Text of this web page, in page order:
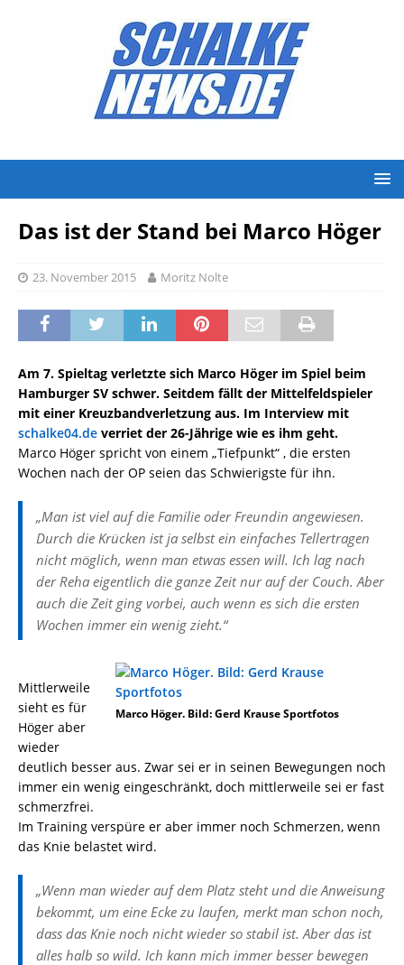
Das ist der Stand bei Marco Höger
23. November 2015 Moritz Nolte
Am 7. Spieltag verletzte sich Marco Höger im Spiel beim
Hamburger SV schwer. Seitdem fällt der Mittelfeldspieler
mit einer Kreuzbandverletzung aus. Im Interview mit
schalke04.de verriet der 26-Jährige wie es ihm geht.
Marco Höger spricht von einem „Tiefpunkt“ , die ersten
Wochen nach der OP seien das Schwierigste für ihn.
„Man ist viel auf die Familie oder Freundin angewiesen.
Durch die Krücken ist ja selbst ein einfaches Tellertragen
nicht möglich, wenn man etwas essen will. Ich lag nach
der Reha eigentlich die ganze Zeit nur auf der Couch. Aber
auch die Zeit ging vorbei, auch wenn es sich die ersten
Wochen immer ein wenig zieht.“
Marco Höger. Bild: Gerd Krause Sportfotos
Mittlerweile
sieht es für
Höger aber
wieder
deutlich besser aus. Zwar sei er in seinen Bewegungen noch
immer ein wenig eingeschränkt, doch mittlerweile sei er fast
schmerzfrei.
Im Training verspüre er aber immer noch Schmerzen, wenn
das Knie belastet wird.
„Wenn man wieder auf dem Platz steht und die Anweisung
bekommt, um eine Ecke zu laufen, merkt man schon noch,
dass das Knie noch nicht wieder so stabil ist. Aber das ist
alles halb so wild. Ich kann mich immer besser bewegen